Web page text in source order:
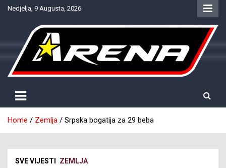
SkipNedjelja, 9 Augusta, 2026
NTV Arena
Home Zemlja Srpska bogatija za 29 beba
SVE VIJESTI ZEMLJA